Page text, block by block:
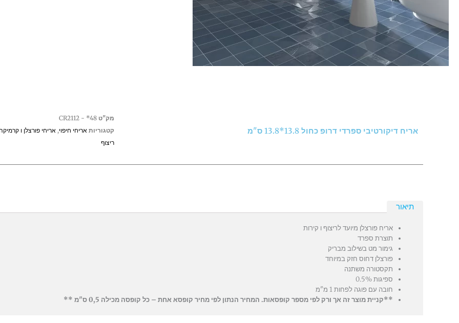
אריח דיקורטיבי ספרדי דרופ כחול 13.8*13.8 ס"מ
מק"טCR2112 - *48
קטגוריות אריחי חיפוי,אריחי פורצלן ו
ריצוף
תיאור
אריח פורצלן מיועד לריצוף ו קירות
תוצרת ספרד
גימור מט בשילוב מבריק
פורצלן דחוס חזק במיוחד
תקסטורה משתנה
ספיגות 0.5%
חובה עם פוגה לפחות 1 מ"מ
**קניית מוצר זה אך ורק לפי מספר קופסאות. המחיר הנתון לפי מחיר קופסא אחת – כל קופסה מכילה 0,5 ס"מ **